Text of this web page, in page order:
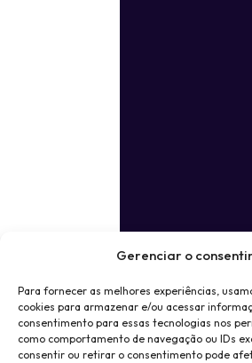
Gerenciar o
Para fornecer as melhores experiências,
cookies para armazenar e/ou acessar
consentimento para essas tecnologias nos
como comportamento de navegação ou IDs
consentir ou retirar o consentimento pode